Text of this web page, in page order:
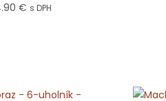
€ s DPH